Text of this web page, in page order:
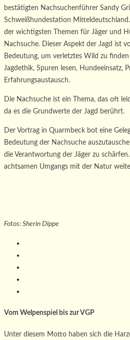
bestätigten Nachsuchenführer Sandy
Schweißhundestation
der wichtigsten Themen für Jäger und
Nachsuche. Dieser Aspekt der Jagd ist
Bedeutung, um verletztes Wild zu
Jagdethik, Spuren lesen, Hundeeinsatz,
Erfahrungsaustausch.
Die Nachsuche ist ein Thema, das oft
da es die Grundwerte der Jagd berührt.
Der Vortrag in Quarmbeck bot eine
Bedeutung der Nachsuche
die Verantwortung der Jäger zu
achtsamen Umgangs mit der Natur
Fotos: Sherin Dippe
Vom Welpenspiel bis zur VGP
Unter diesem Motto haben sich die